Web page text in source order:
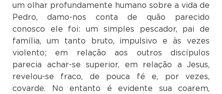
um olhar profundamente humano sobre a vida de
Pedro, damo-nos conta de quão parecido
conosco ele foi: um simples pescador, pai de
família, um tanto bruto, impulsivo e às vezes
violento; em relação aos outros discípulos
parecia achar-se superior, em relação a Jesus,
revelou-se fraco, de pouca fé e, por vezes,
covarde. No entanto é evidente sua coarem,